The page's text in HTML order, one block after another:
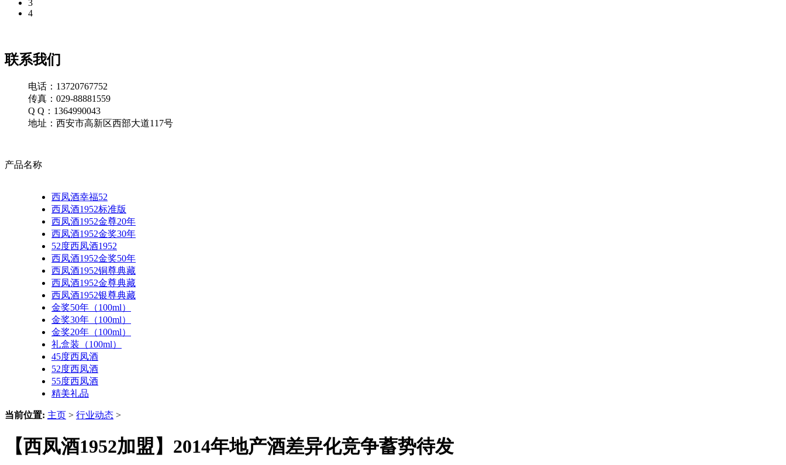
3
4
联系我们
电话：13720767752
传真：029-88881559
Q Q：1364990043
地址：西安市高新区西部大道117号
产品名称
西凤酒幸福52
西凤酒1952标准版
西凤酒1952金尊20年
西凤酒1952金奖30年
52度西凤酒1952
西凤酒1952金奖50年
西凤酒1952铜尊典藏
西凤酒1952金尊典藏
西凤酒1952银尊典藏
金奖50年（100ml）
金奖30年（100ml）
金奖20年（100ml）
礼盒装（100ml）
45度西凤酒
52度西凤酒
55度西凤酒
精美礼品
当前位置: 主页 > 行业动态 >
【西凤酒1952加盟】2014年地产酒差异化竞争蓄势待发